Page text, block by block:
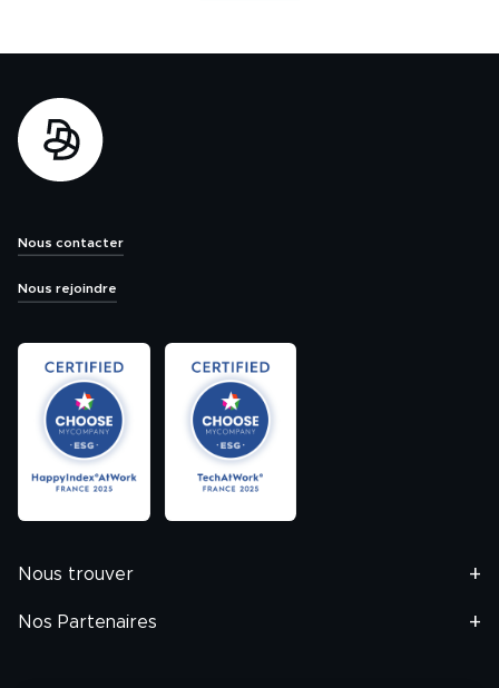
Nous contacter
Nous rejoindre
Nous trouver
Nos Partenaires